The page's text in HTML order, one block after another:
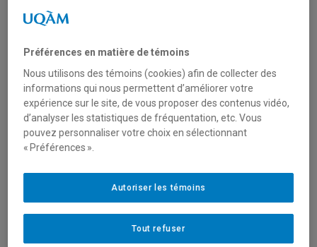
Mobilisation des connaissances (réseautage, transfert
Secteur(s)
Sciences humaines et sociales
Description du programme
Des systèmes de gouvernance qui
fonctionnent
cernés dans le cadre de l’initiative Imaginer l’avenir du
Canada du CRSH. Ces questions complexes, cernées en
Préférences en matière de témoins
Nous utilisons des témoins (cookies) afin de collecter des
informations qui nous permettent d’améliorer votre
expérience sur le site, de vous proposer des contenus vidéo,
d’analyser les statistiques de fréquentation, etc. Vous
pouvez personnaliser votre choix en sélectionnant
« Préférences ».
Tout refuser
Autoriser les témoins